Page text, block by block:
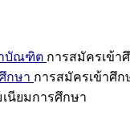
บัณฑิต การสมัครเข้
กษา การสมัครเข้าศึ
นียมการศึกษา